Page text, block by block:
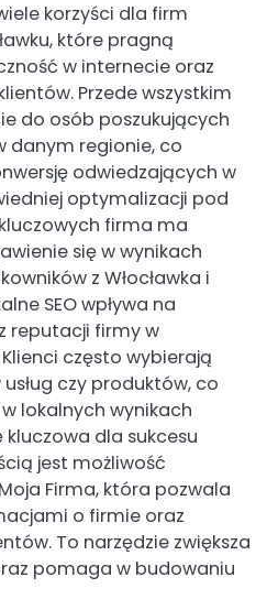
korzyści dla firm
które pragną
w internecie oraz
Przede wszystkim
do osób poszukujących
danym regionie, co
odwiedzających w
optymalizacji pod
firma ma
się w wynikach
z Włocławka i
SEO wpływa na
reputacji firmy w
często wybierają
czy produktów, co
lokalnych wynikach
kluczowa dla sukcesu
jest możliwość
Firma, która pozwala
o firmie oraz
To narzędzie zwiększa
pomaga w budowaniu